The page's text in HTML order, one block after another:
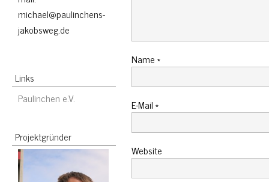
michael@paulinchens-
jakobsweg.de
Links
Paulinchen e.V.
Projektgründer
Name*
E-Mail*
Website